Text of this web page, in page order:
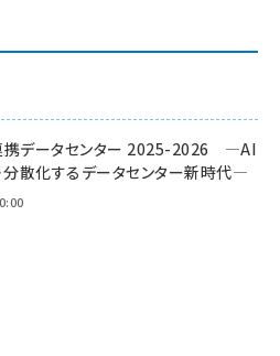
連携データセンター 2025-2026 ―AI
分散化するデータセンター新時代―